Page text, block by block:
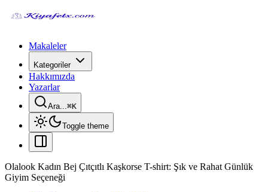
Makaleler
Kategoriler
Hakkımızda
Yazarlar
Ara...⌘K
Toggle theme
Olalook Kadın Bej Çıtçıtlı Kaşkorse T-shirt: Şık ve Rahat Günlük
Giyim Seçeneği